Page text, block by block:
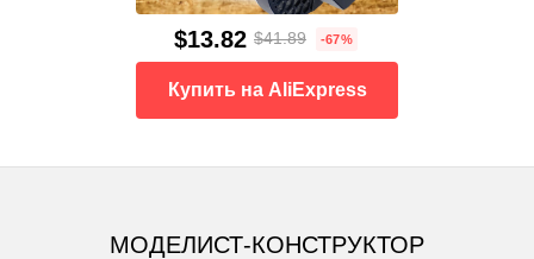
$13.82 $41.89 -67%
Купить на AliExpress
МОДЕЛИСТ-КОНСТРУКТОР